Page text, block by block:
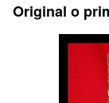
Comenzar a
Original o